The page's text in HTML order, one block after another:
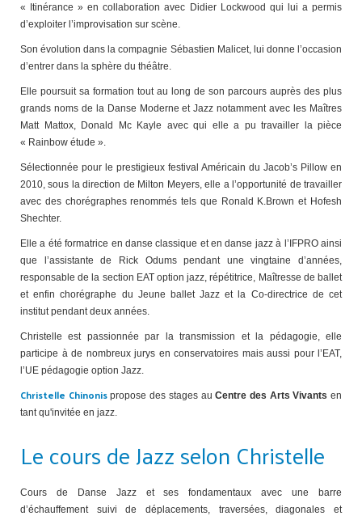
« Itinérance » en collaboration avec Didier Lockwood qui lui a permis
d’exploiter l’improvisation sur scène.
Son évolution dans la compagnie Sébastien Malicet, lui donne l’occasion
d’entrer dans la sphère du théâtre.
Elle poursuit sa formation tout au long de son parcours auprès des plus
grands noms de la Danse Moderne et Jazz notamment avec les Maîtres
Matt Mattox, Donald Mc Kayle avec qui elle a pu travailler la pièce
« Rainbow étude ».
Sélectionnée pour le prestigieux festival Américain du Jacob’s Pillow en
2010, sous la direction de Milton Meyers, elle a l’opportunité de travailler
avec des chorégraphes renommés tels que Ronald K.Brown et Hofesh
Shechter.
Elle a été formatrice en danse classique et en danse jazz à l’IFPRO ainsi
que l’assistante de Rick Odums pendant une vingtaine d’années,
responsable de la section EAT option jazz, répétitrice, Maîtresse de ballet
et enfin chorégraphe du Jeune ballet Jazz et la Co-directrice de cet
institut pendant deux années.
Christelle est passionnée par la transmission et la pédagogie, elle
participe à de nombreux jurys en conservatoires mais aussi pour l’EAT,
l’UE pédagogie option Jazz.
Christelle Chinonispropose des stages auCentre des Arts Vivantsen
tant qu'invitée en jazz.
Le cours de Jazz selon Christelle
Cours de Danse Jazz et ses fondamentaux avec une barre
d’échauffement suivi de déplacements, traversées, diagonales et